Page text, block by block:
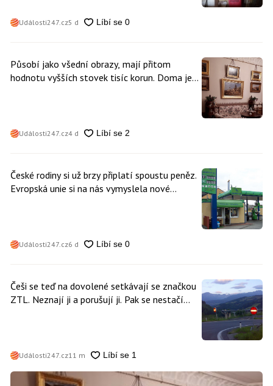
Události247.cz5 d
Působí jako všední obrazy, mají přitom
hodnotu vyšších stovek tisíc korun. Doma je
Události247.cz4 d
České rodiny si už brzy připlatí spoustu peněz.
Evropská unie si na nás vymyslela nové
Události247.cz6 d
Češi se teď na dovolené setkávají se značkou
ZTL. Neznají ji a porušují ji. Pak se nestačí
Události247.cz11 m